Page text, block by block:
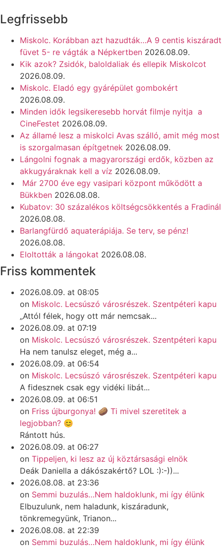
Legfrissebb
Miskolc. Korábban azt hazudták…A 9 centis kiszáradt
füvet 5- re vágták a Népkertben 2026.08.09.
Kik azok? Zsidók, baloldaliak és ellepik Miskolcot
2026.08.09.
Miskolc. Eladó egy gyárépület gombokért
2026.08.09.
Minden idők legsikeresebb horvát filmje nyitja a
CineFestet 2026.08.09.
Az államé lesz a miskolci Avas szálló, amit még most
is szorgalmasan építgetnek 2026.08.09.
Lángolni fognak a magyarországi erdők, közben az
akkugyáraknak kell a víz 2026.08.09.
Már 2700 éve egy vasipari központ működött a
Bükkben 2026.08.08.
Kubatov: 30 százalékos költségcsökkentés a Fradinál
2026.08.08.
Barlangfürdő aquaterápiája. Se terv, se pénz!
2026.08.08.
Eloltották a lángokat 2026.08.08.
Friss kommentek
2026.08.09. at 08:05
on Miskolc. Lecsúszó városrészek. Szentpéteri kapu
„Attól félek, hogy ott már nemcsak...
2026.08.09. at 07:19
on Miskolc. Lecsúszó városrészek. Szentpéteri kapu
Ha nem tanulsz eleget, még a...
2026.08.09. at 06:54
on Miskolc. Lecsúszó városrészek. Szentpéteri kapu
A fidesznek csak egy vidéki libát...
2026.08.09. at 06:51
on Friss újburgonya! 🥔 Ti mivel szeretitek a
legjobban? 😊
Rántott hús.
2026.08.09. at 06:27
on Tippeljen, ki lesz az új köztársasági elnök
Deák Daniella a dákószakértő? LOL :):-))...
2026.08.08. at 23:36
on Semmi buzulás…Nem haldoklunk, mi így élünk
Elbuzulunk, nem haladunk, kiszáradunk,
tönkremegyünk, Trianon...
2026.08.08. at 22:39
on Semmi buzulás…Nem haldoklunk, mi így élünk